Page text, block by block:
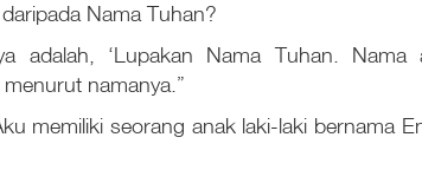
Nama Tuhan?
adalah, ‘Lupakan Nama Tuhan.
namanya.”
memiliki seorang anak laki-laki bernama